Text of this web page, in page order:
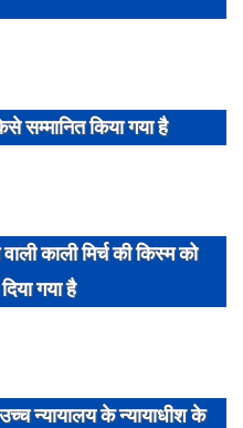
सम्मानित किया गया है
काली मिर्च की किस्म को
गया है
उच्च न्यायालय केन्यायाधीशके